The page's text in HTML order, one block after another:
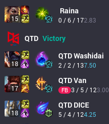
15
Raina
0 / 6 / 172.83
QTD Victory
18
QTDWashidai
2 / 2 / 137.50
17
QTDVan
FB 3 / 5 / 123.00
18
QTD DICE
5 / 4 / 124.25